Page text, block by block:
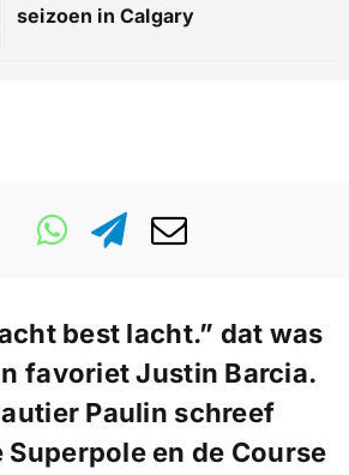
seizoen in Calgary
best lacht.” dat was
favoriet Justin Barcia.
Paulin schreef
en de Course